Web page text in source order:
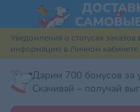
Уведомления о статусах
информацию в Личном
Дарим 700 бонусов за
Скачивай – получай